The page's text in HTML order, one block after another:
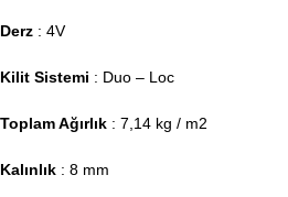
Derz : 4V
Kilit Sistemi : Duo – Loc
Toplam Ağırlık : 7,14 kg / m2
Kalınlık : 8 mm